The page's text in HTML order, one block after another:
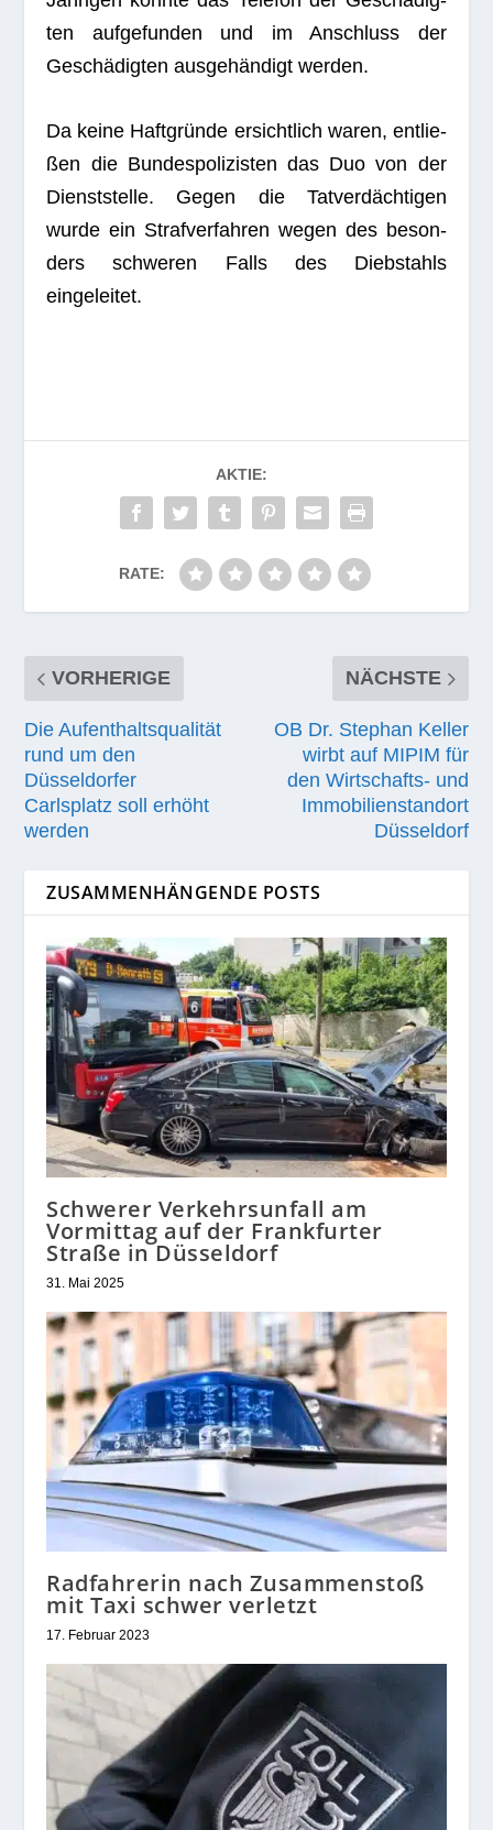
ten auf­ge­fun­den und im Anschluss der
Geschä­dig­ten aus­ge­hän­digt werden.
Da keine Haft­gründe ersicht­lich waren, ent­lie­
ßen die Bun­des­po­li­zis­ten das Duo von der
Dienst­stelle. Gegen die Tat­ver­däch­ti­gen
wurde ein Straf­ver­fah­ren wegen des beson­
ders schwe­ren Falls des Dieb­stahls
eingeleitet.
AKTIE:
RATE:
VORHERIGE
Die Aufenthaltsqualität
rund um den
Düsseldorfer
Carlsplatz soll erhöht
werden
NÄCHSTE
OB Dr. Stephan Keller
wirbt auf MIPIM für
den Wirtschafts- und
Immobilienstandort
Düsseldorf
ZUSAMMENHÄNGENDE POSTS
Schwerer Verkehrsunfall am
Vormittag auf der Frankfurter
Straße in Düsseldorf
31. Mai 2025
Radfahrerin nach Zusammenstoß
mit Taxi schwer verletzt
17. Februar 2023